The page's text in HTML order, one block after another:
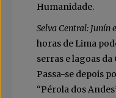
Humanidade.
Selva Central: Junín
horas de Lima
serras e lagoas
Passa-se depois
“Pérola dos